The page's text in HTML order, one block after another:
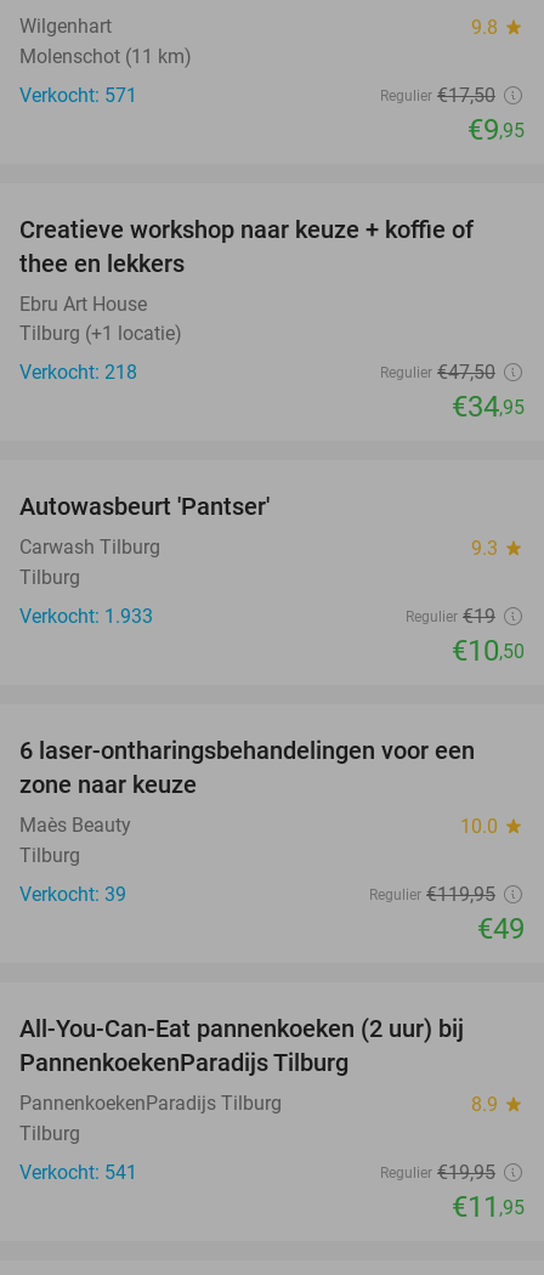
Wilgenhart 9.8 star
Molenschot (11 km)
Verkocht: 571
Regulier €17,50
€9,95
26%
Creatieve workshop naar keuze + koffie of
thee en lekkers
Ebru Art House
Tilburg (+1 locatie)
Verkocht: 218
Regulier €47,50
€34,95
Autowasbeurt 'Pantser'
Carwash Tilburg 9.3 star
Tilburg
Verkocht: 1.933
Regulier €19
€10,50
59%
6 laser-ontharingsbehandelingen voor een
zone naar keuze
Maès Beauty 10.0 star
Tilburg
Verkocht: 39
Regulier €119,95
€49
All-You-Can-Eat pannenkoeken (2 uur) bij
PannenkoekenParadijs Tilburg
PannenkoekenParadijs Tilburg 8.9 star
Tilburg
Verkocht: 541
Regulier €19,95
€11 ,95